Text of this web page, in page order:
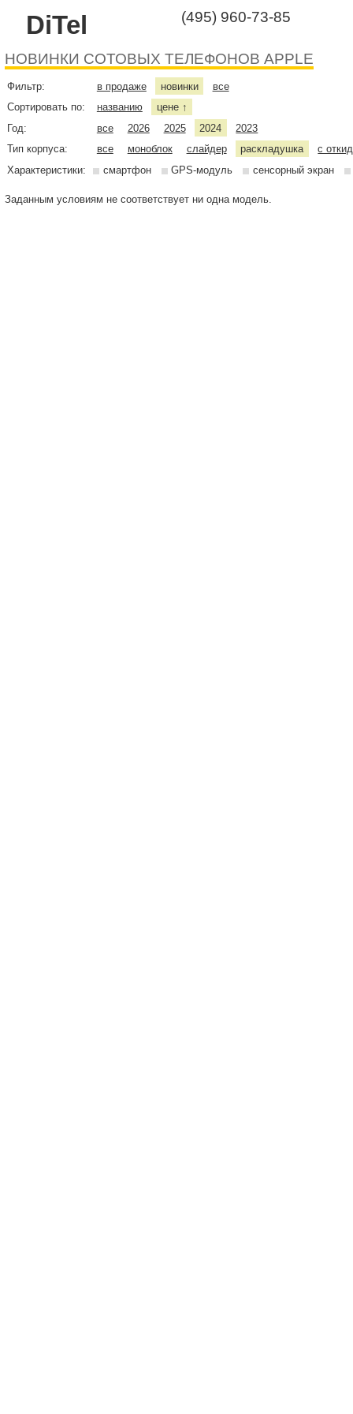
DiTel (495) 960-73-85
НОВИНКИ СОТОВЫХ ТЕЛЕФОНОВ APPLE
Фильтр: в продаже новинки
все
Сортировать по:
названию цене ↑
Год: все 2026 2025 2024
2023
Тип корпуса:
все моноблок слайдер раскладушка
с
Характеристики:
смартфон GPS-модуль сенсорный экран
Заданным условиям не соответствует ни одна модель.